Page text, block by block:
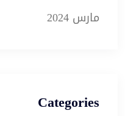
مارس 2024
Categories